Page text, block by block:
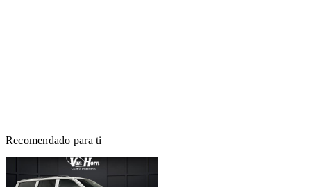
Recomendado para ti